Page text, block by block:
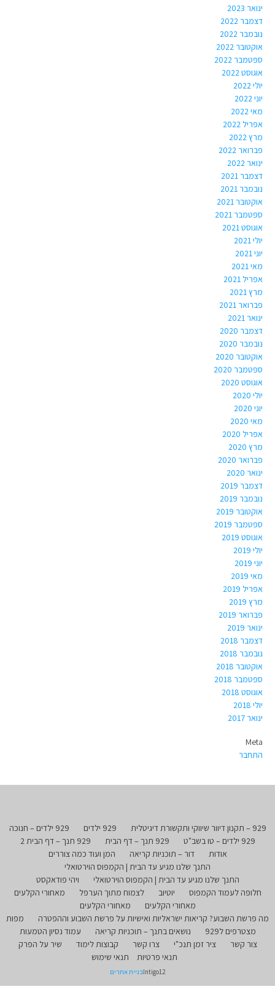
ינואר 2023
דצמבר 2022
נובמבר 2022
אוקטובר 2022
ספטמבר 2022
אוגוסט 2022
יולי 2022
יוני 2022
מאי 2022
אפריל 2022
מרץ 2022
פברואר 2022
ינואר 2022
דצמבר 2021
נובמבר 2021
אוקטובר 2021
ספטמבר 2021
אוגוסט 2021
יולי 2021
יוני 2021
מאי 2021
אפריל 2021
מרץ 2021
פברואר 2021
ינואר 2021
דצמבר 2020
נובמבר 2020
אוקטובר 2020
ספטמבר 2020
אוגוסט 2020
יולי 2020
יוני 2020
מאי 2020
אפריל 2020
מרץ 2020
פברואר 2020
ינואר 2020
דצמבר 2019
נובמבר 2019
אוקטובר 2019
ספטמבר 2019
אוגוסט 2019
יולי 2019
יוני 2019
מאי 2019
אפריל 2019
מרץ 2019
פברואר 2019
ינואר 2019
דצמבר 2018
נובמבר 2018
אוקטובר 2018
ספטמבר 2018
אוגוסט 2018
יולי 2018
ינואר 2017
Meta
התחבר
929 – תקנון דיוור שיווקי ותקשורת דיגיטלית 929 ילדים
929 ילדים – חנוכה
929 ילדים – טו בשב"ט
929 תנך – דף הבית
929 תנך – דף הבית 2
אודות
דור – תוכניות קריאה
המן ועוד כמה צוררים
התנך שלנו מגיע עד הבית | הקמפוס הוירטואלי
התנך שלנו מגיע עד הבית | הקמפוס הוירטואלי
ויהי פודאקסט
חלופה לעמוד הקמפוס
יוטיוב לצמוח מתוך הערפל
מאחורי הקלעים
מאחורי הקלעים
מאחורי הקלעים
מה פרשת השבוע? קריאות ישראליות ואישיות על פרשת השבוע וההפטרה
מפות
מצטרפים ל929
נושאים בתנך – תוכניות קריאה
עמוד נסיון הטמעות
צור קשר
ציר זמן תנכ"י צרו קשר קבוצות לימוד
שיר על הפרק
תנאי פרטיות
תנאי שימוש
Intigo12בניית אתרים